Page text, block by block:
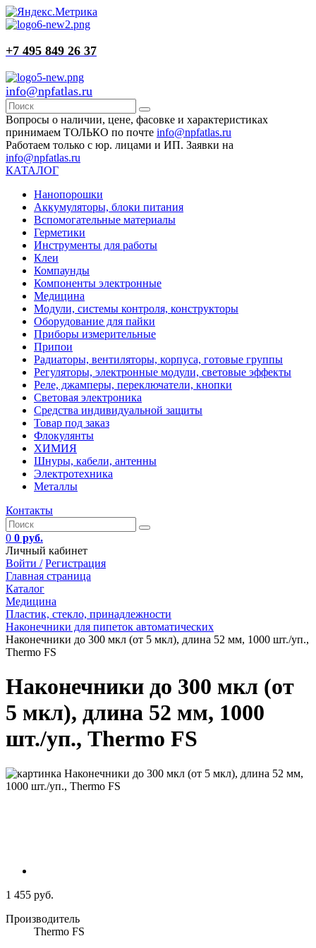
+7 495 849 26 37
info@npfatlas.ru
Вопросы о наличии, цене, фасовке и характеристиках
принимаем ТОЛЬКО по почте info@npfatlas.ru
Работаем только с юр. лицами и ИП. Заявки на
info@npfatlas.ru
КАТАЛОГ
Нанопорошки
Аккумуляторы, блоки питания
Вспомогательные материалы
Герметики
Инструменты для работы
Клеи
Компаунды
Компоненты электронные
Медицина
Модули, системы контроля, конструкторы
Оборудование для пайки
Приборы измерительные
Припои
Радиаторы, вентиляторы, корпуса, готовые группы
Регуляторы, электронные модули, световые эффекты
Реле, джамперы, переключатели, кнопки
Световая электроника
Средства индивидуальной защиты
Товар под заказ
Флокулянты
ХИМИЯ
Шнуры, кабели, антенны
Электротехника
Металлы
Контакты
0 0 руб.
Личный кабинет
Войти / Регистрация
Главная страница
Каталог
Медицина
Пластик, стекло, принадлежности
Наконечники для пипеток автоматических
Наконечники до 300 мкл (от 5 мкл), длина 52 мм, 1000 шт./уп.,
Thermo FS
Наконечники до 300 мкл (от
5 мкл), длина 52 мм, 1000
шт./уп., Thermo FS
1 455 руб.
Производитель
Thermo FS